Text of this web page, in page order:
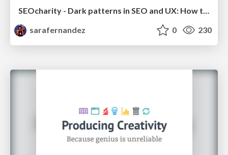
SEOcharity - Dark patterns in SEO and UX: How to avoid them and build a more ethical web
sarafernandez
0 230